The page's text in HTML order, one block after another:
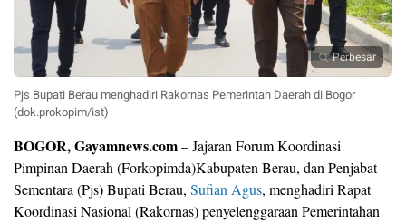
Perbesar
Pjs Bupati Berau menghadiri Rakornas Pemerintah Daerah di Bogor
(dok.prokopim/ist)
BOGOR, Gayamnews.com– Jajaran Forum Koordinasi
Pimpinan Daerah (Forkopimda)Kabupaten Berau, dan Penjabat
Sementara (Pjs) Bupati Berau, Sufian Agus, menghadiri Rapat
Koordinasi Nasional (Rakornas) penyelenggaraan Pemerintahan